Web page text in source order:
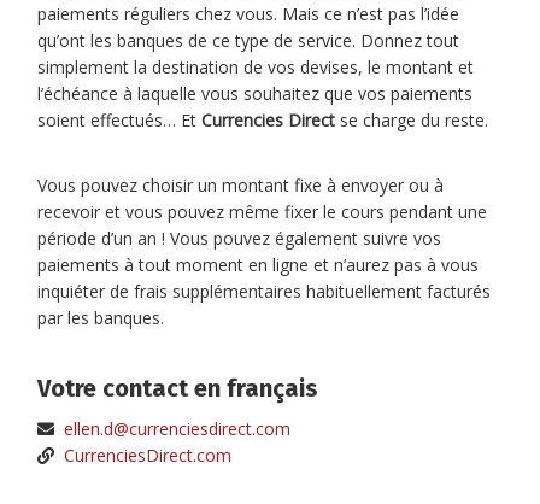
paiements réguliers chez vous. Mais ce n’est pas l’idée
qu’ont les banques de ce type de service. Donnez tout
simplement la destination de vos devises, le montant et
l’échéance à laquelle vous souhaitez que vos paiements
soient effectués… EtCurrencies Direct se charge du reste.
Vous pouvez choisir un montant fixe à envoyer ou à
recevoir et vous pouvez même fixer le cours pendant une
période d’un an ! Vous pouvez également suivre vos
paiements à tout moment en ligne et n’aurez pas à vous
inquiéter de frais supplémentaires habituellement facturés
par les banques.
Votre contact en français
ellen.d@currenciesdirect.com
CurrenciesDirect.com